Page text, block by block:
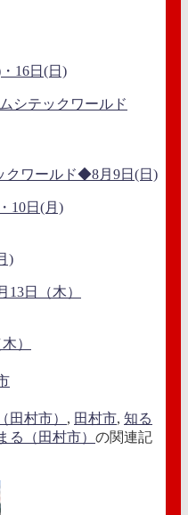
16日(日)
クワールド◆8月9日(日)
)
）
田村市） , 田村市, 知る
る（田村市） の関連記